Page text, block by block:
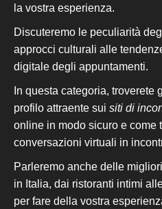
la vostra esperienza.
Discuteremo le peculiarità
approcci culturali alle
digitale degli appuntamenti.
In questa categoria, troverete
profilo attraente sui siti di
online in modo sicuro e come
conversazioni virtuali in
Parleremo anche delle
in Italia, dai ristoranti intimi
per fare della vostra